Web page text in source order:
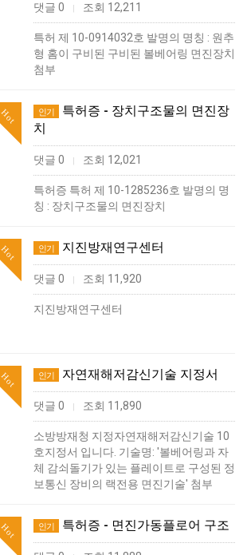
댓글 0 | 조회 12,211
특허 제 10-0914032호 발명의 명칭 : 원추
형 홈이 구비된 구비된 볼베어링 면진장치
첨부
Hot 인기
특허증 - 장치구조물의 면진장
치
댓글 0 | 조회 12,021
특허증 특허 제 10-1285236호 발명의 명
칭 : 장치구조물의 면진장치
Hot 인기 지진방재연구센터
댓글 0 | 조회 11,920
지진방재연구센터
Hot 인기 자연재해저감신기술 지정서
댓글 0 | 조회 11,890
소방방재청 지정자연재해저감신기술 10
호지정서 입니다. 기술명: '볼베어링과 자
체 감쇠돌기가 있는 플레이트로 구성된 정
보통신 장비의 랙전용 면진기술' 첨부
Hot 인기 특허증 - 면진가동플로어 구조